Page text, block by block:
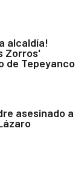
alcaldía!
Zorros'
de Tepeyanco
asesinado a